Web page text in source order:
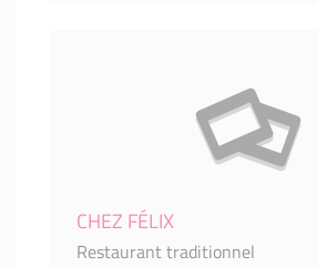
CHEZ FÉLIX
Restaurant traditionnel